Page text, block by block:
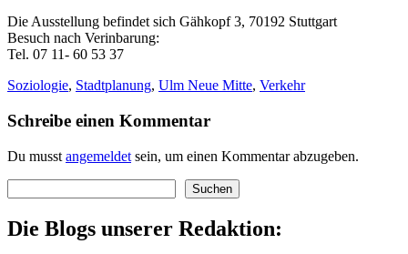
Die Ausstellung befindet sich Gähkopf 3, 70192 Stuttgart
Besuch nach Verinbarung:
Tel. 07 11- 60 53 37
Soziologie, Stadtplanung, Ulm Neue Mitte, Verkehr
Schreibe einen Kommentar
Du musst angemeldet sein, um einen Kommentar abzugeben.
Suchen
Die Blogs unserer Redaktion: